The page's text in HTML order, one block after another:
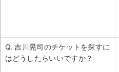
Q. 吉川晃司のチケットを探すに
はどうしたらいいですか？